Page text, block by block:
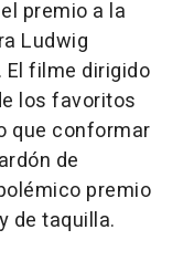
premio a la
Ludwig
filme dirigido
los favoritos
que conformar
de
premio
de taquilla.